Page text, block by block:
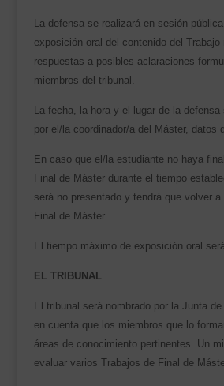
La defensa se realizará en sesión
exposición oral del contenido del Trabajo
respuestas a posibles aclaraciones
miembros del tribunal.
La fecha, la hora y el lugar de la defensa
por el/la coordinador/a del Máster, datos
En caso que el/la estudiante no haya
Final de Máster durante el tiempo
será no presentado y tendrá que volver
Final de Máster.
El tiempo máximo de exposición oral
EL TRIBUNAL
El tribunal será nombrado por la Junta
en cuenta que los miembros que lo
áreas de conocimiento pertinentes. Un
evaluar varios Trabajos de Final de